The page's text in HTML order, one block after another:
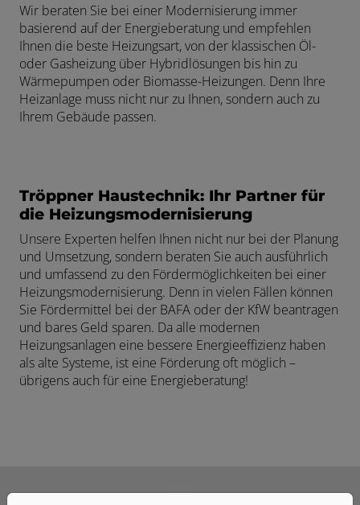
Wir beraten Sie bei einer Modernisierung immer
basierend auf der Energieberatung und empfehlen
Ihnen die beste Heizungsart, von der klassischen Öl-
oder Gasheizung über Hybridlösungen bis hin zu
Wärmepumpen oder Biomasse-Heizungen. Denn Ihre
Heizanlage muss nicht nur zu Ihnen, sondern auch zu
Ihrem Gebäude passen.
Tröppner Haustechnik: Ihr Partner für
die Heizungsmodernisierung
Unsere Experten helfen Ihnen nicht nur bei der Planung
und Umsetzung, sondern beraten Sie auch ausführlich
und umfassend zu den Fördermöglichkeiten bei einer
Heizungsmodernisierung. Denn in vielen Fällen können
Sie Fördermittel bei der BAFA oder der KfW beantragen
und bares Geld sparen. Da alle modernen
Heizungsanlagen eine bessere Energieeffizienz haben
als alte Systeme, ist eine Förderung oft möglich –
übrigens auch für eine Energieberatung!